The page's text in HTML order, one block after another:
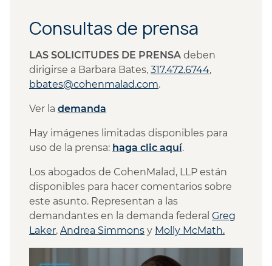
Consultas de prensa
LAS SOLICITUDES DE PRENSA deben
dirigirse a Barbara Bates, 317.472.6744,
bbates@cohenmalad.com.
Ver la demanda
Hay imágenes limitadas disponibles para
uso de la prensa: haga clic aquí.
Los abogados de CohenMalad, LLP están
disponibles para hacer comentarios sobre
este asunto. Representan a las
demandantes en la demanda federal Greg
Laker, Andrea Simmons y Molly McMath.